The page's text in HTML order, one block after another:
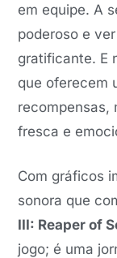
em equipe. A
poderoso e
gratificante. E
que oferecem
recompensas,
fresca e
Com gráficos
sonora que
III: Reaper of
jogo; é uma